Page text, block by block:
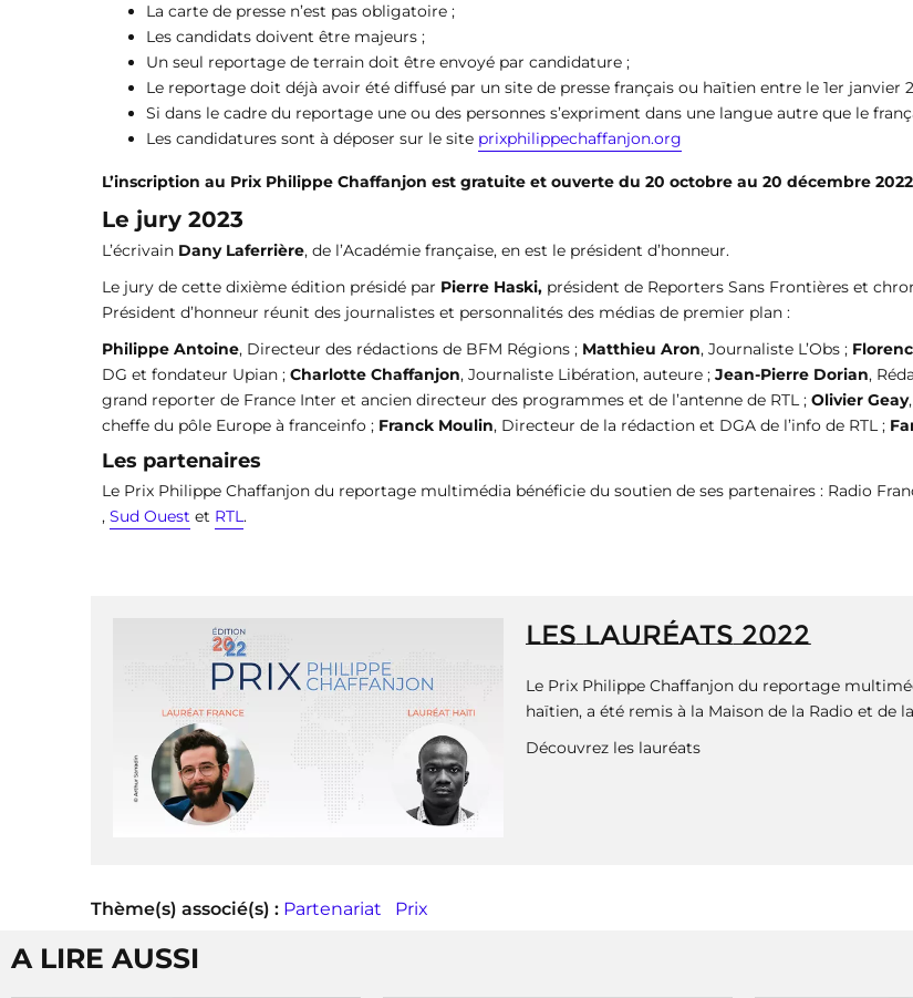
La carte de presse n’est pas obligatoire ;
Les candidats doivent être majeurs ;
Un seul reportage de terrain doit être envoyé par candidature ;
Le reportage doit déjà avoir été diffusé par un site de presse français ou haïtien entre le 1er janvier
Si dans le cadre du reportage une ou des personnes s’expriment dans une langue autre que le
Les candidatures sont à déposer sur le site prixphilippechaffanjon.org
L’inscription au Prix Philippe Chaffanjon est gratuite et ouverte du 20 octobre au 20 décembre 2022
Le jury 2023
L’écrivain Dany Laferrière, de l’Académie française, en est le président d’honneur.
Le jury de cette dixième édition présidé par Pierre Haski, président de Reporters Sans Frontières et
Président d’honneur réunit des journalistes et personnalités des médias de premier plan :
Philippe Antoine, Directeur des rédactions de BFM Régions ; Matthieu Aron, Journaliste L’Obs ;
DG et fondateur Upian ; Charlotte Chaffanjon, Journaliste Libération, auteure ; Jean-Pierre Dorian,
grand reporter de France Inter et ancien directeur des programmes et de l’antenne de RTL ; Olivier Geay
cheffe du pôle Europe à franceinfo ; Franck Moulin, Directeur de la rédaction et DGA de l’info de RTL ;
Les partenaires
Le Prix Philippe Chaffanjon du reportage multimédia bénéficie du soutien de ses partenaires : Radio
, Sud Ouest et RTL.
LES LAURÉATS 2022
Le Prix Philippe Chaffanjon du reportage
haïtien, a été remis à la Maison de la Radio et de
Découvrez les lauréats
Thème(s) associé(s) : Partenariat Prix
A LIRE AUSSI